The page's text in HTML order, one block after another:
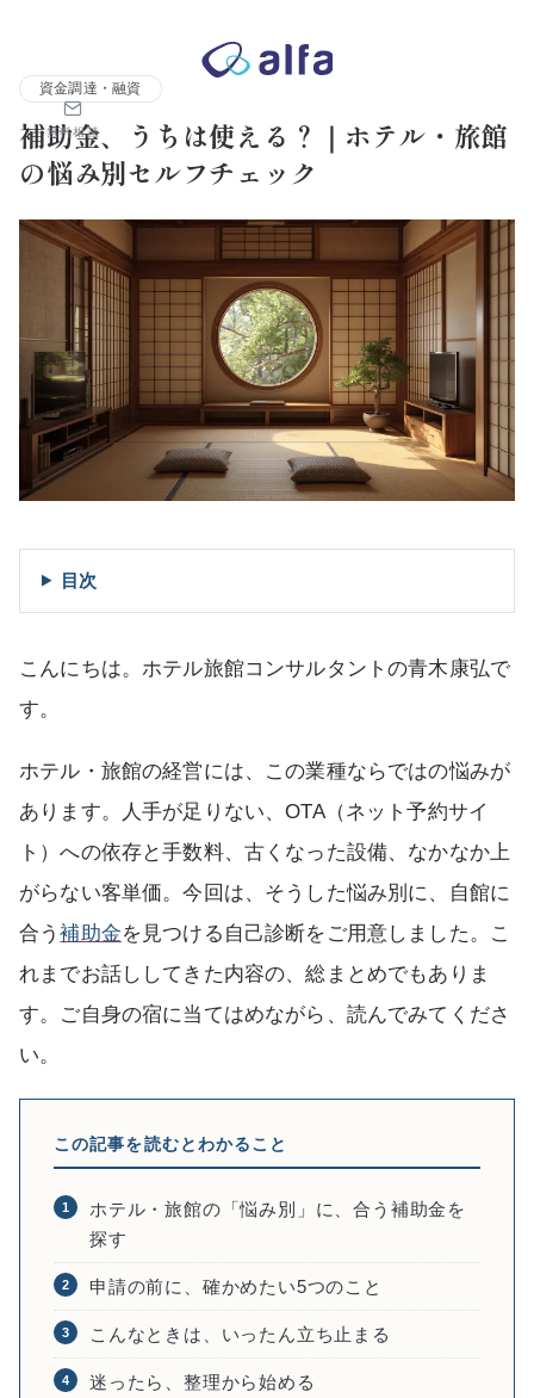
無料相談
株式会社アルファコンサルティング｜ホテル・旅館・観光業の事
資金調達・融資
補助金、うちは使える？｜ホテル・旅館
の悩み別セルフチェック
目次
こんにちは。ホテル旅館コンサルタントの青木康弘で
す。
ホテル・旅館の経営には、この業種ならではの悩みが
あります。人手が足りない、OTA（ネット予約サイ
ト）への依存と手数料、古くなった設備、なかなか上
がらない客単価。今回は、そうした悩み別に、自館に
合う補助金を見つける自己診断をご用意しました。こ
れまでお話ししてきた内容の、総まとめでもありま
す。ご自身の宿に当てはめながら、読んでみてくださ
い。
この記事を読むとわかること
1
ホテル・旅館の「悩み別」に、合う補助金を
探す
2 申請の前に、確かめたい5つのこと
3 こんなときは、いったん立ち止まる
4 迷ったら、整理から始める